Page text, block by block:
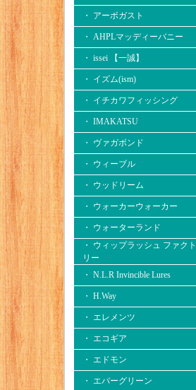
・ アーボガスト
・ AHPLマッディーバニー
・ issei 【一誠】
・ イズム(ism)
・ イチカワフィッシング
・ IMAKATSU
・ ヴァガボンド
・ ウィーブル
・ ウッドリーム
・ ウォーカーウォーカー
・ ウォーターランド
・ ウィップラッシュ ファクト
リー
・ N.L.R Invincible Lures
・ H.Way
・ エレメンツ
・ エコギア
・ エドモン
・ エバーグリーン